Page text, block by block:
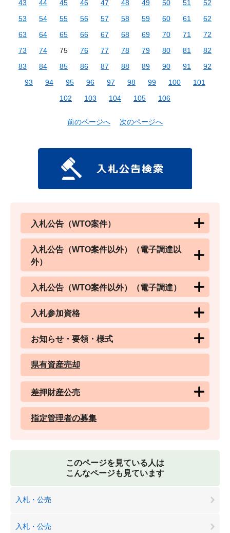
43
44 45 46 47 48 49 50 51
52
53
54 55 56 57 58 59 60 61
62
63
64 65 66 67 68 69 70 71
72
73
74 75 76 77 78 79 80 81
82
83
84 85 86 87 88 89 90 91
92
93
94 95 96 97 98 99 100
101
102
103 104 105 106
前のページへ 次のページへ
入札公告（WTO案件）
入札公告（WTO案件以外）（電子調達以
外）
入札公告（WTO案件以外）（電子調達）
入札参加資格
お知らせ・要領・様式
県有資産売却
差押財産公売
指定管理者の募集
このページを見ている人は
こんなページも見ています
入札・公売
入札・公売